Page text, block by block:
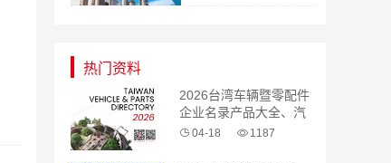
热门资料
2026台湾车辆暨零配件
企业名录产品大全、汽
配 汽车零部件
04-18 1187